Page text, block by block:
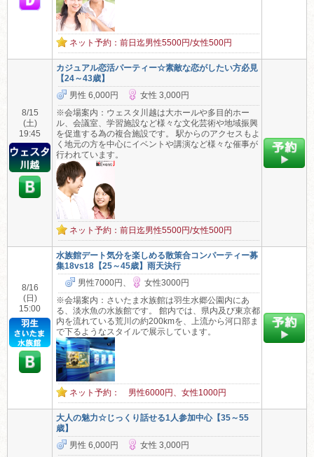
ネット予約：前日迄男性5500円/女性500円
8/15
(土)
19:45
カジュアル恋活パーティー☆素敵な恋がしたい方必見
【24～43歳】
男性 6,000円
女性 3,000円
※会場案内：ウェスタ川越は大ホールや多目的ホー
ル、会議室、学習施設など様々な文化芸術や地域振興
を促進する為の複合施設です。 駅からのアクセスもよ
く地元の方を中心にイベントや講演など様々な催事が
行われています。
ネット予約：前日迄男性5500円/女性500円
8/16
(日)
15:00
水族館デート気分を楽しめる散策合コンパーティー募
集18vs18【25～45歳】雨天決行
男性7000円、
女性3000円
※会場案内：さいたま水族館は羽生水郷公園内にあ
る、淡水魚の水族館です。 館内では、県内及び東京都
内を流れている荒川の約200kmを、上流から河口部ま
で下るようなスタイルで展示しています。
ネット予約： 男性6000円、女性1000円
大人の魅力☆じっくり話せる1人参加中心【35～55
歳】
男性 6,000円
女性 3,000円